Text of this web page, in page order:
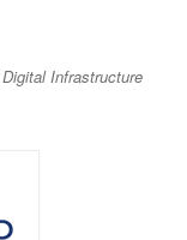
Infrastructure